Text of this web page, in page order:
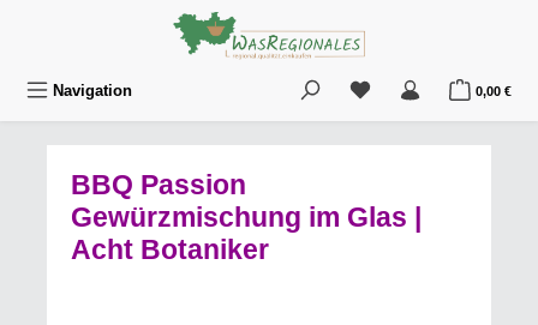
Zum Hauptinhalt springen
Navigation Du hast 0 Produkte
0,00 €
BBQ Passion
Gewürzmischung im Glas |
Acht Botaniker